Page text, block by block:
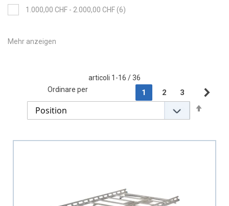
articoli 1 -16 /36
PageYou're currently
1 Page
2 Page
3
Ordinare per
1.000,00 CHF - 2.000,00 CHF 6items